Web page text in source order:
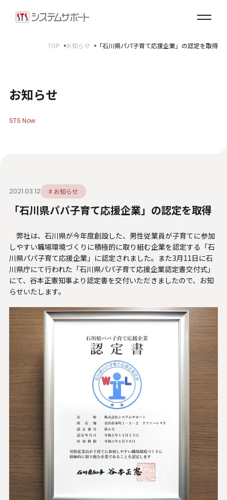
ソリューション・プロダクト
拠点案内
SDGsへの取り組み
健康経営宣言
人材関連データ・社外からの評価
採用情報
お知らせ
ビジネスパートナーの皆様へ
Microsoft Base Kanazawa
システムサポート胡蝶蘭オンラインショップ
事例紹介
SNS公式アカウント一覧
English
U.S. FrontLine
TOP お知らせ 「石川県パパ子育て応援企業」の認定を取得
お知らせ
STS Now
2021.03.12 # お知らせ
「石川県パパ子育て応援企業」の認定を取得
弊社は、石川県が今年度創設した、男性従業員が子育てに参加
しやすい職場環境づくりに積極的に取り組む企業を認定する「石
川県パパ子育て応援企業」に認定されました。また3月11日に石
川県庁にて行われた「石川県パパ子育て応援企業認定書交付式」
にて、谷本正憲知事より認定書を交付いただきましたので、お知
らせいたします。